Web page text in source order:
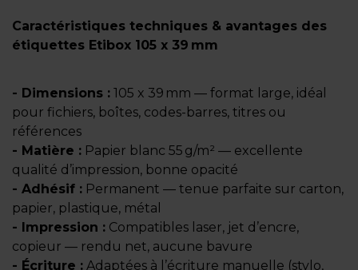
Caractéristiques techniques & avantages des
étiquettes Etibox 105 x 39 mm
- Dimensions : 105 x 39 mm — format large, idéal
pour fichiers, boîtes, codes-barres, titres ou
références
- Matière : Papier blanc 55 g/m² — excellente
qualité d’impression, bonne opacité
- Adhésif : Permanent — tenue parfaite sur carton,
papier, plastique, métal
- Impression : Compatibles laser, jet d’encre,
copieur — rendu net, aucune bavure
- Écriture : Adaptées à l’écriture manuelle (stylo,